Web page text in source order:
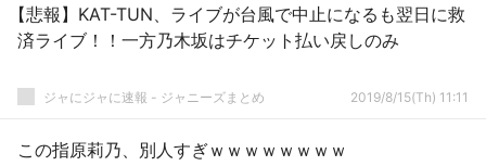
【悲報】KAT-TUN、ライブが台風で中止になるも翌日に救
済ライブ！！一方乃木坂はチケット払い戻しのみ
ジャにジャに速報 - ジャニーズまとめ 2019/8/15(Th) 11:11
この指原莉乃、別人すぎｗｗｗｗｗｗｗｗ